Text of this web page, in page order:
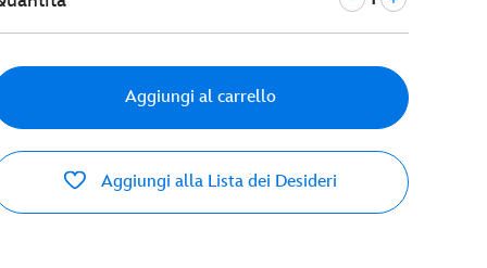
Aggiungi al carrello
Aggiungi alla Lista dei Desideri